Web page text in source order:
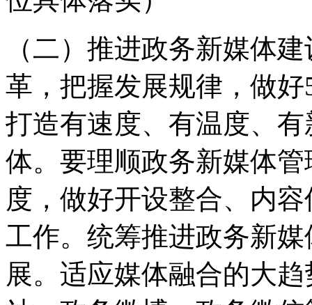
（二）推进政务新媒体
革，把握发展规律，做
打造有速度、有温度、
体。要理顺政务新媒体
度，做好开设整合、内
工作。统筹推进政务新
展。适应媒体融合的大